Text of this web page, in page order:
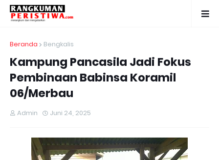
Beranda Bengkalis
Kampung Pancasila Jadi Fokus
Pembinaan Babinsa Koramil
06/Merbau
Admin Juni 24, 2025